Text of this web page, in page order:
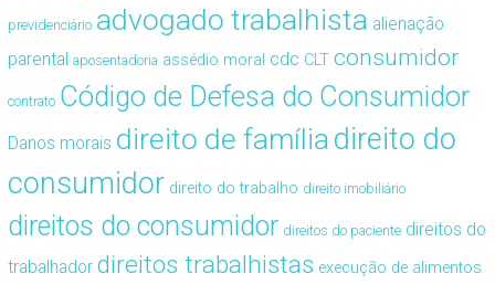
previdenciário advogado trabalhista alienação
parental aposentadoria assédio moral cdc CLT consumidor
contrato Código de Defesa do Consumidor
Danos morais direito de famíliadireito do
consumidor direito do trabalho direito imobiliário
direitos do consumidor direitos do paciente direitos do
trabalhador direitos trabalhistas execução de alimentos